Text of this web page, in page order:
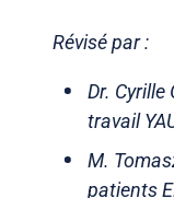
Révisé par :
Dr. Cyrille
travail
M.
patients